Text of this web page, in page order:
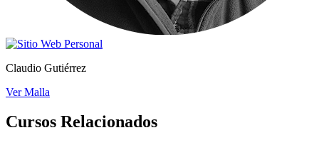
Claudio Gutiérrez
Ver Malla
Cursos Relacionados